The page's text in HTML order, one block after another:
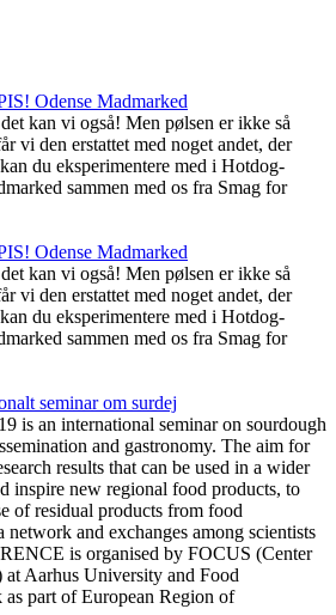
Odense Madmarked
kan vi også! Men pølsen er ikke så
vi den erstattet med noget andet, der
du eksperimentere med i Hotdog-
sammen med os fra Smag for
Odense Madmarked
kan vi også! Men pølsen er ikke så
vi den erstattet med noget andet, der
du eksperimentere med i Hotdog-
sammen med os fra Smag for
seminar om surdej
is an international seminar on sourdough
and gastronomy. The aim for
results that can be used in a wider
inspire new regional food products, to
of residual products from food
network and exchanges among scientists
is organised by FOCUS (Center
Aarhus University and Food
part of European Region of